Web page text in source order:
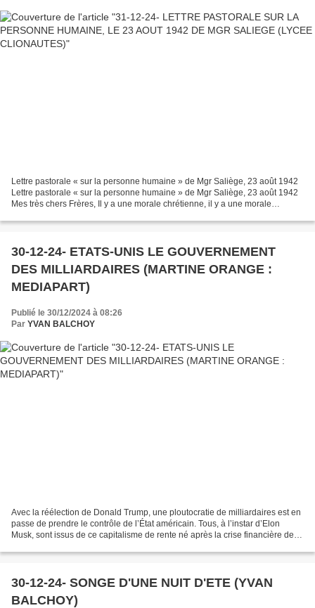
Lettre pastorale « sur la personne humaine » de Mgr Saliège, 23 août 1942
Lettre pastorale « sur la personne humaine » de Mgr Saliège, 23 août 1942
Mes très chers Frères, Il y a une morale chrétienne, il y a une morale
30-12-24- ETATS-UNIS LE GOUVERNEMENT
DES MILLIARDAIRES (MARTINE ORANGE :
MEDIAPART)
Publié le 30/12/2024 à 08:26
Par YVAN BALCHOY
Avec la réélection de Donald Trump, une ploutocratie de milliardaires est en
passe de prendre le contrôle de l’État américain. Tous, à l’instar d’Elon
Musk, sont issus de ce capitalisme de rente né après la crise financière de
30-12-24- SONGE D'UNE NUIT D'ETE (YVAN
BALCHOY)